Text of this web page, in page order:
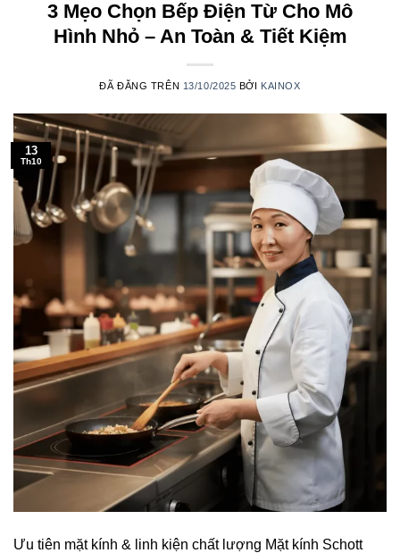
3 Mẹo Chọn Bếp Điện Từ Cho Mô
Hình Nhỏ – An Toàn & Tiết Kiệm
ĐÃ ĐĂNG TRÊN 13/10/2025 BỞI KAINOX
13
Th10
Ưu tiên mặt kính & linh kiện chất lượng Mặt kính Schott